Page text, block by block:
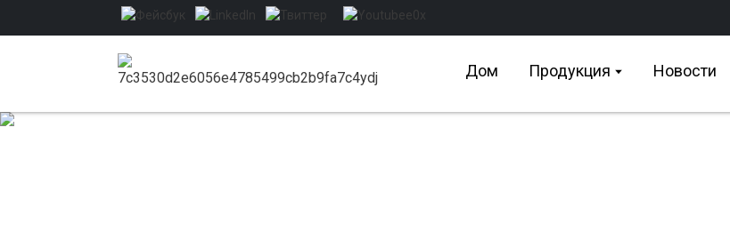
Дом Продукция Новости